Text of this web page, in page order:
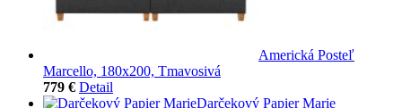
Americká Posteľ
Marcello, 180x200, Tmavosivá
779 € Detail
Darčekový Papier Marie